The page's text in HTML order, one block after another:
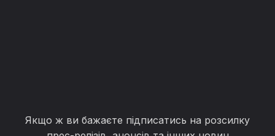
Якщо ж ви бажаєте підписатись на розсилку